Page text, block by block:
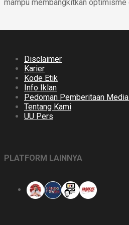
mampu membangkitkan
Disclaimer
Karier
Kode Etik
Info Iklan
Pedoman Pemberitaan
Tentang Kami
UU Pers
PLATFORM LAINNYA